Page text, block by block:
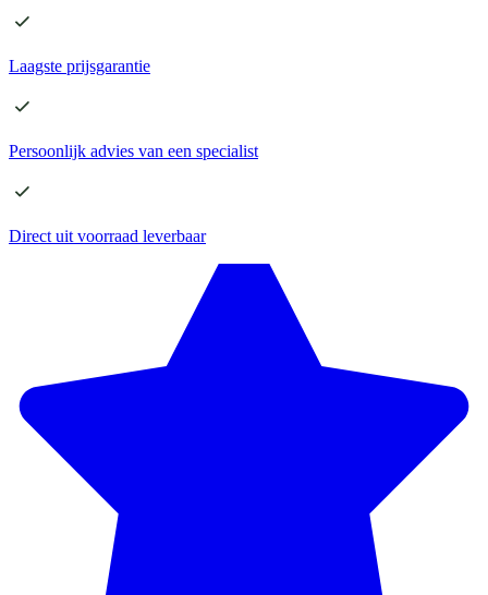
Laagste prijsgarantie
Persoonlijk advies van een specialist
Direct uit voorraad leverbaar